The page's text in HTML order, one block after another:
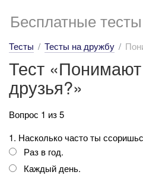
Бесплатные тесты
Тесты Тесты на дружбу
Тест
друзья?»
Вопрос 1 из 5
1. Насколько часто ты
Раз в год.
Каждый день.